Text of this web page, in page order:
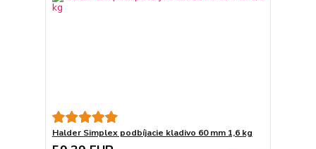
Halder Simplex podbíjacie kladivo 60 mm 1,6 kg